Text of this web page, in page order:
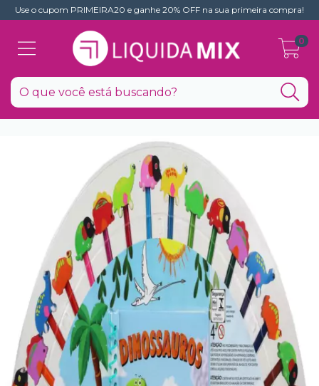
Use o cupom PRIMEIRA20 e ganhe 20% OFF na sua primeira compra!
0